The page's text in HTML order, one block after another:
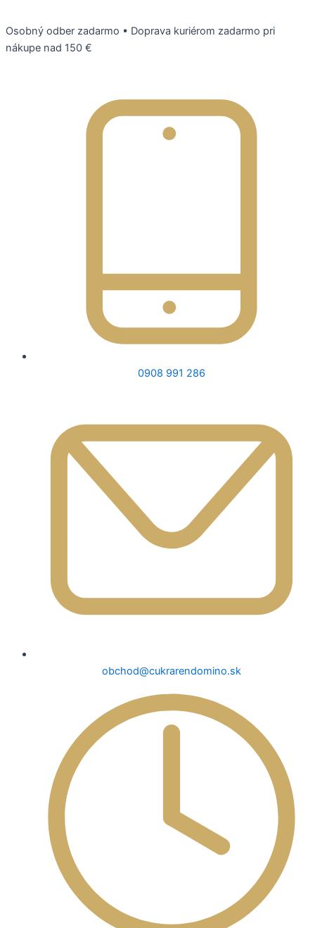
na
obsah
Osobný odber zadarmo • Doprava kuriérom zadarmo pri
nákupe nad 150 €
0908 991 286
obchod@cukrarendomino.sk